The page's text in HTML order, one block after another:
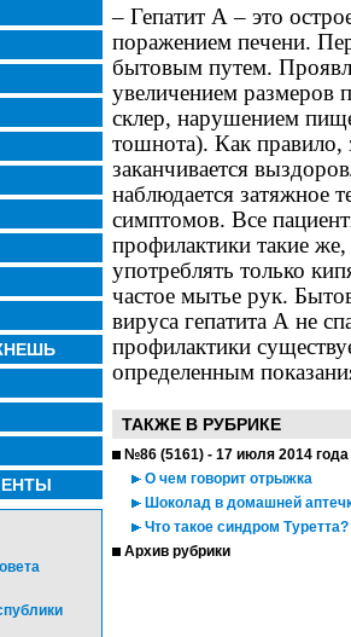
– Гепатит А – это
поражением печени.
бытовым путем.
увеличением размеров
склер, нарушением
тошнота). Как правило,
заканчивается
наблюдается затяжное
симптомов. Все
профилактики такие
употреблять только
частое мытье рук.
вируса гепатита А не
профилактики
определенным
ТАКЖЕ В РУБРИКЕ
№86 (5161) - 17 июля 2014 года
О чем говорит отрыжка
Шоколад в домашней
Что такое синдром Туретта?
Архив рубрики